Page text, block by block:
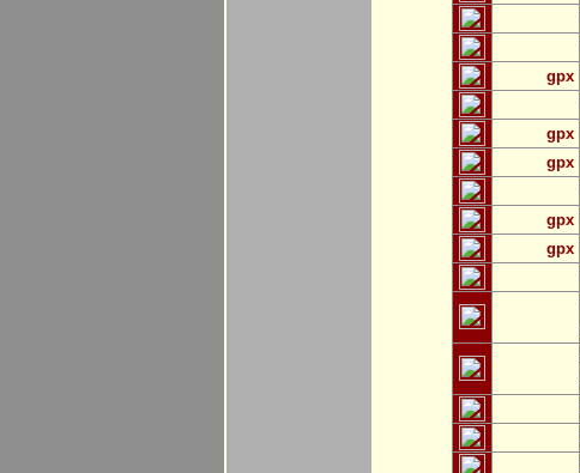
gpx
gpx
gpx
gpx
gpx